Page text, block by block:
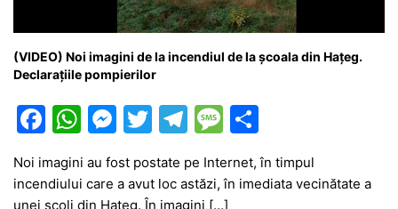
(VIDEO) Noi imagini de la incendiul de la școala din Hațeg.
Declarațiile pompierilor
F
c
W
h
at
M
s
T
itt
T
e
M
s
ar
ta
Noi imagini au fost postate pe Internet, în timpul
incendiului care a avut loc astăzi, în imediata vecinătate a
unei școli din Hațeg. În imagini […]